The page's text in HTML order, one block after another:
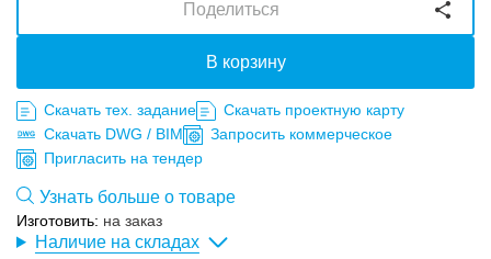
Изготовить: на заказ
В корзину
Поделиться
Скачать тех. задание
Скачать проектную карту
Скачать DWG / BIM
Запросить коммерческое
Пригласить на тендер
Узнать больше о товаре
Наличие на складах